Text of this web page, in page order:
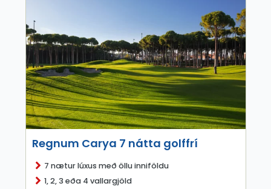
Regnum Carya 7 nátta golffrí
7 nætur lúxus með öllu inniföldu
1, 2, 3 eða 4 vallargjöld